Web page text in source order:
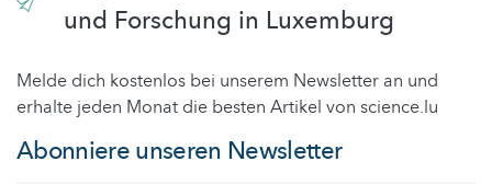
und Forschung in Luxemburg
Melde dich kostenlos bei unserem Newsletter an und
erhalte jeden Monat die besten Artikel von science.lu
Abonniere unseren Newsletter